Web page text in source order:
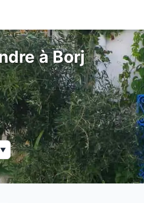
à Borj
▼